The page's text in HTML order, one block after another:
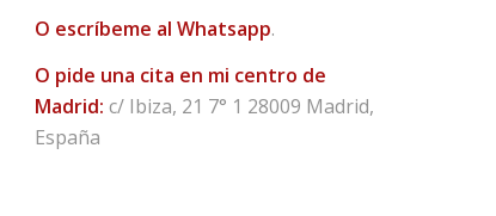
O escríbeme al Whatsapp.
O pide una cita en mi centro de
Madrid: c/ Ibiza, 21 7° 1 28009 Madrid,
España